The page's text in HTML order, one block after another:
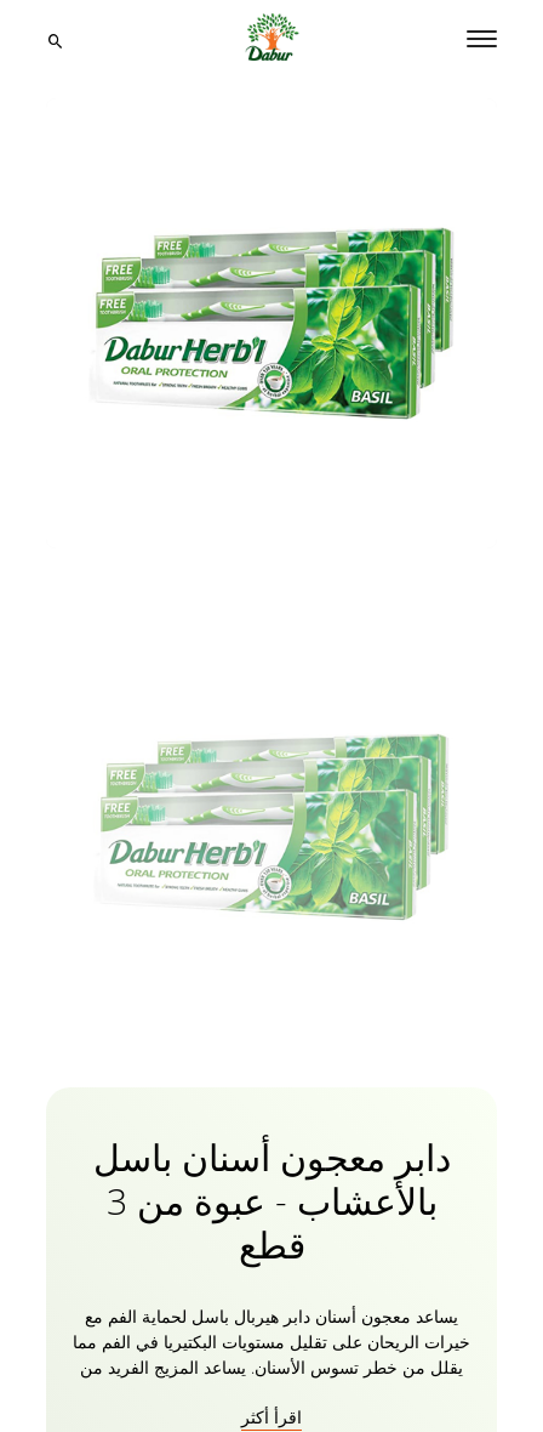
دابر معجون أسنان باسل
بالأعشاب - عبوة من 3
قطع
يساعد معجون أسنان دابر هيربال باسل لحماية الفم مع
خيرات الريحان على تقليل مستويات البكتيريا في الفم مما
يقلل من خطر تسوس الأسنان. يساعد المزيج الفريد من
اللثة. يساعد معجون أسنان دابر هيربال باسل للعناية بالفم
اقرأ أكثر